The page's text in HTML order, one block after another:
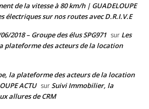
de la vitesse à 80 km/h | GUADELOUPE
électriques sur nos routes avec D.R.I.V.E
2018 – Groupe des élus SPG971 sur Les
plateforme des acteurs de la location
la plateforme des acteurs de la location
ACTU surSuivi Immobilier, la
allures de CRM